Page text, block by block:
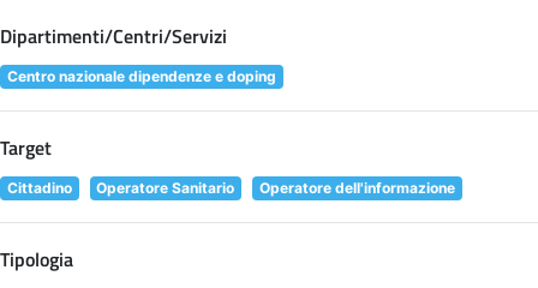
Dipartimenti/Centri/Servizi
Centro nazionale dipendenze e doping
Target
Cittadino Operatore Sanitario Operatore dell'informazione
Tipologia